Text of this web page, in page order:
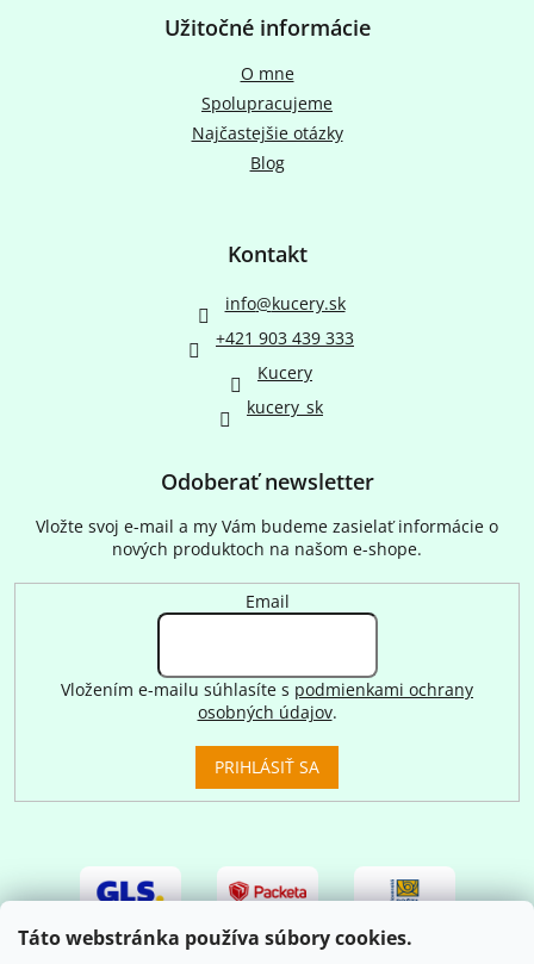
Táto webstránka používa súbory cookies.
Užitočné informácie
O mne
Spolupracujeme
Najčastejšie otázky
Blog
Kontakt
info@kucery.sk
+421 903 439 333
Kucery
kucery_sk
Odoberať newsletter
Vložte svoj e-mail a my Vám budeme zasielať informácie o
nových produktoch na našom e-shope.
Email
Vložením e-mailu súhlasíte s podmienkami ochrany
osobných údajov.
PRIHLÁSIŤ SA